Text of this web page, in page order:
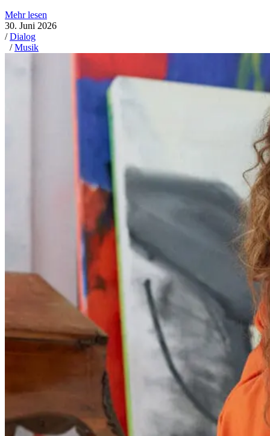
Mehr lesen
30. Juni 2026
/Dialog
/Musik